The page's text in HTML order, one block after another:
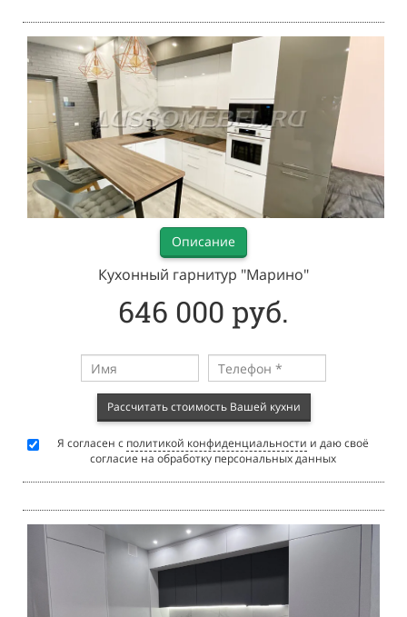
Описание
Кухонный гарнитур "Марино"
646 000 руб.
Рассчитать стоимость Вашей кухни
Я согласен с политикой конфиденциальности и даю своё
согласие на обработку персональных данных